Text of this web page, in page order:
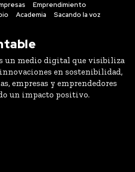
Emprendimiento
Academia Sacando la voz
un medio digital que visibiliza
en sostenibilidad,
empresas y emprendedores
un impacto positivo.